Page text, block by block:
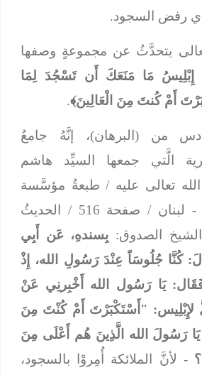
رفض السجود.
يتحدَّثُ عن مجموعةٍ وصفها
إِبْلِيسُ مَا مَنَعَكَ أَن تَسْجُدَ لِمَا
أَمْ كُنتَ مِنَ الْعَالِينَ﴾.
من (البرهان)، إنَّهُ جامعُ
الَّتي جمعها السيِّد هاشم
تعالى عليه / طبعةُ مؤسَّسة
الأعلمي / بيروت - لبنان / صفحة 516 / الحديثُ
الصدوق: بِسندهِ، عَن أَبِي
كُنَّا جُلُوسَاً عِنْدَ رَسُولِ الله، إِذْ
يَا رَسُول الله أَخْبِرنِي عَنْ
لإِبْلِيس: "أَسْتَكْبَرْتَ أَمْ كُنْتَ مِنَ
رَسُولَ الله الَّذِينَ هُم أَعْلَى مِنَ
- لأنَّ الملائكة أُمِروْا بالسجود،